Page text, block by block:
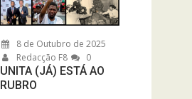
8 de Outubro de 2025
Redacção F8
0
UNITA (JÁ) ESTÁ AO
RUBRO